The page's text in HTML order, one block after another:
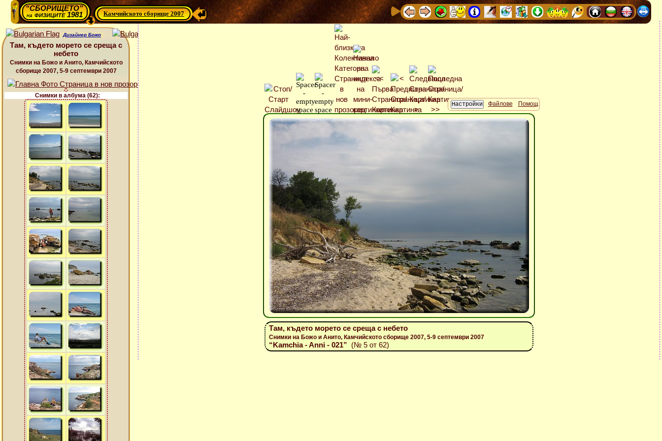
“СБОРИЩЕТО”
нафизиците 1981 Камчийското сборище 2007
Дизайнер Божо
Там, където морето се среща с
небето
Снимки на Божо и Анито, Камчийското
сборище 2007, 5-9 септември 2007
Снимки в албума (62):
Файлове
Помощ
Там, където морето се среща с небето
Снимки на Божо и Анито, Камчийското сборище 2007, 5-9 септември 2007
“Kamchia - Anni - 021” (№ 5 от 62)